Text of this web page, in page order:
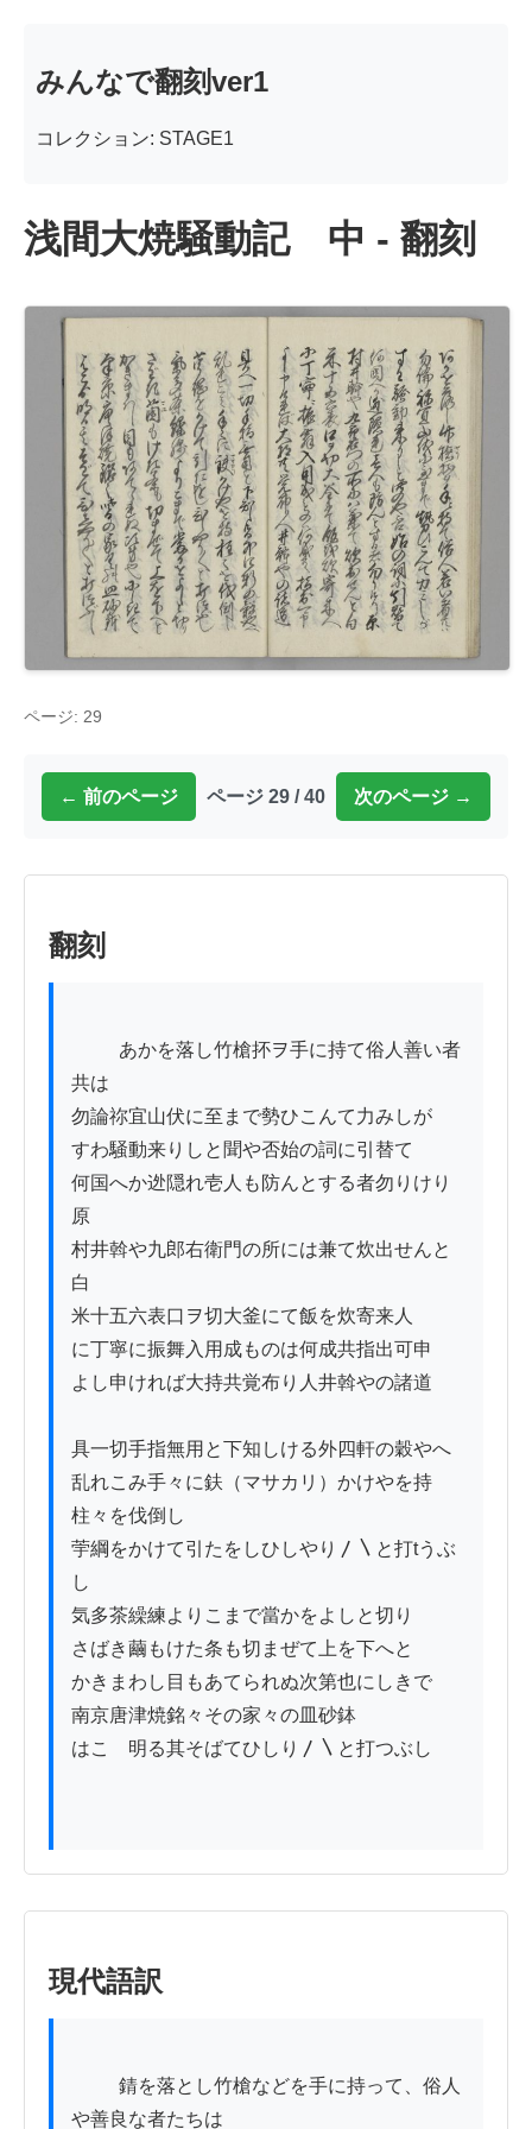
みんなで翻刻ver1
コレクション: STAGE1
浅間大焼騒動記 中 - 翻刻
ページ: 29
← 前のページ ページ 29 / 40 次のページ →
翻刻
共は
勿論祢宜山伏に至まで勢ひこんて力みしが
すわ騒動来りしと聞や否始の詞に引替て
何国へか迯隠れ壱人も防んとする者勿りけり
原
村井斡や九郎右衛門の所には兼て炊出せんと
白
米十五六表口ヲ切大釜にて飯を炊寄来人
に丁寧に振舞入用成ものは何成共指出可申
よし申ければ大持共覚布り人井斡やの諸道
具一切手指無用と下知しける外四軒の穀やへ
乱れこみ手々に鈇（マサカリ）かけやを持
柱々を伐倒し
荢綱をかけて引たをしひしやり〳〵と打tうぶ
し
気多茶繰練よりこまで當かをよしと切り
さばき繭もけた条も切まぜて上を下へと
かきまわし目もあてられぬ次第也にしきで
南京唐津焼銘々その家々の皿砂鉢
はこゟ明る其そばてひしり〳〵と打つぶし
現代語訳
や善良な者たちは